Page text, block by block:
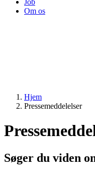
Job
Om os
Hjem
Pressemeddelelser
Søger du viden